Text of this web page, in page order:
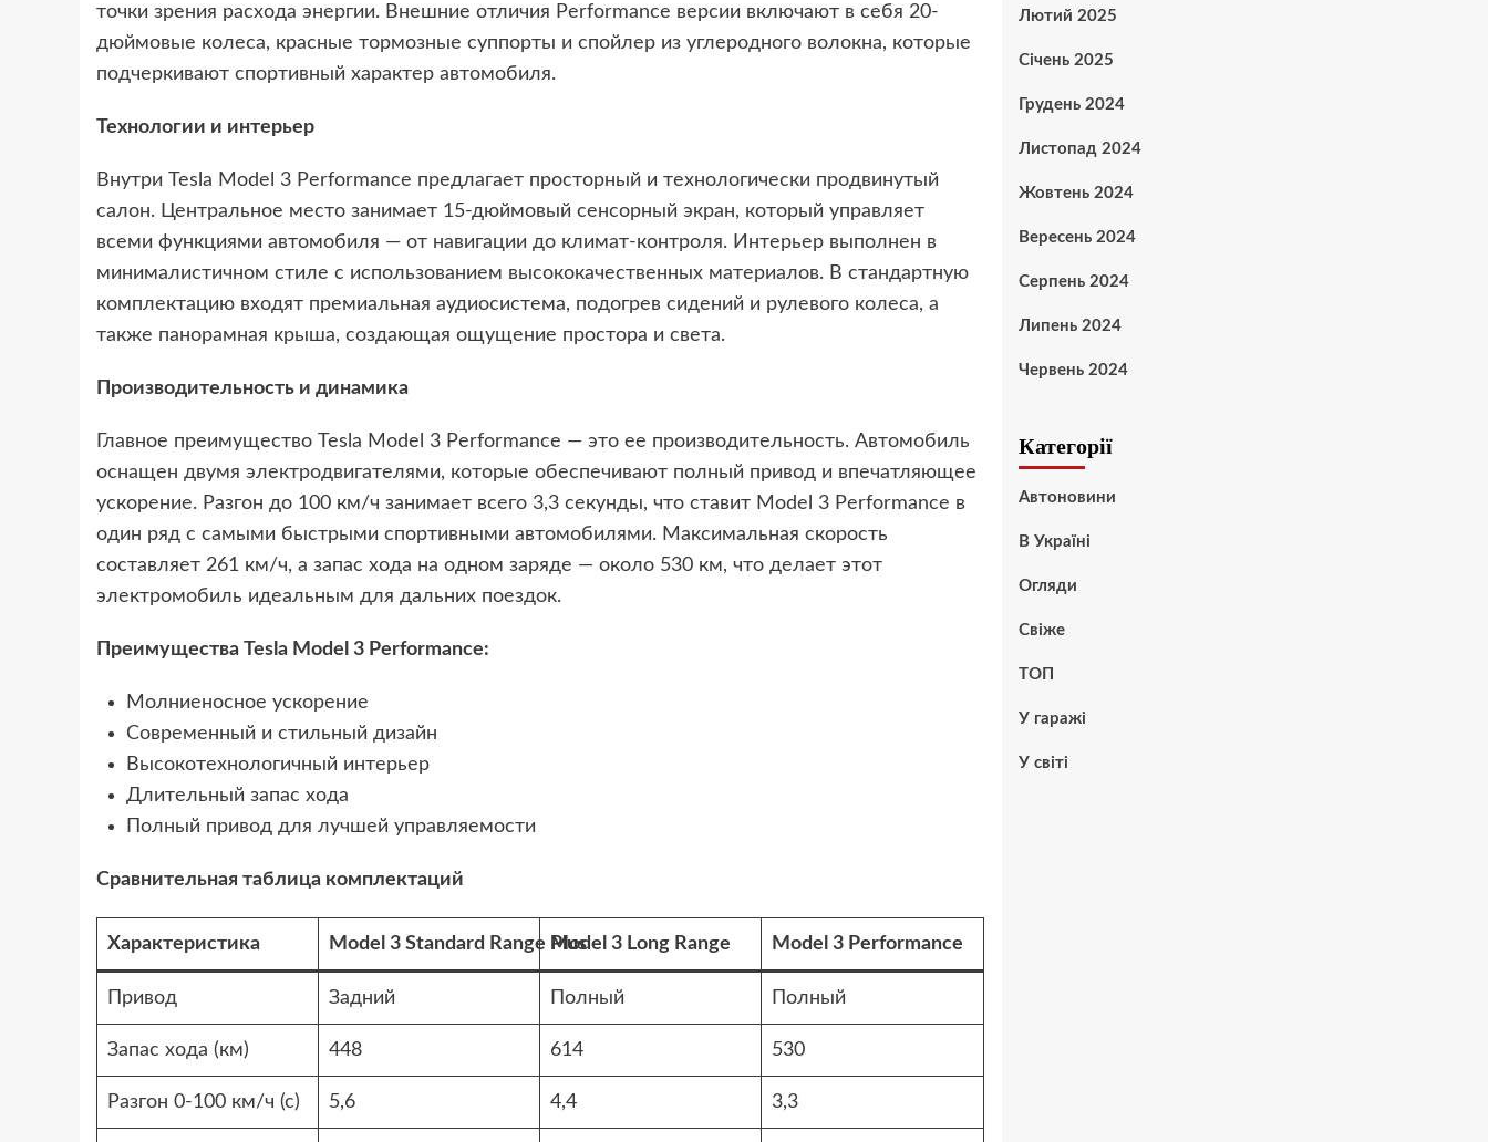
точки зрения расхода энергии. Внешние отличия Performance версии включают в себя 20-
дюймовые колеса, красные тормозные суппорты и спойлер из углеродного волокна, которые
подчеркивают спортивный характер автомобиля.
Технологии и интерьер
Внутри Tesla Model 3 Performance предлагает просторный и технологически продвинутый
салон. Центральное место занимает 15-дюймовый сенсорный экран, который управляет
всеми функциями автомобиля — от навигации до климат-контроля. Интерьер выполнен в
минималистичном стиле с использованием высококачественных материалов. В стандартную
комплектацию входят премиальная аудиосистема, подогрев сидений и рулевого колеса, а
также панорамная крыша, создающая ощущение простора и света.
Производительность и динамика
Главное преимущество Tesla Model 3 Performance — это ее производительность. Автомобиль
оснащен двумя электродвигателями, которые обеспечивают полный привод и впечатляющее
ускорение. Разгон до 100 км/ч занимает всего 3,3 секунды, что ставит Model 3 Performance в
один ряд с самыми быстрыми спортивными автомобилями. Максимальная скорость
составляет 261 км/ч, а запас хода на одном заряде — около 530 км, что делает этот
электромобиль идеальным для дальних поездок.
Преимущества Tesla Model 3 Performance:
Молниеносное ускорение
Современный и стильный дизайн
Высокотехнологичный интерьер
Длительный запас хода
Полный привод для лучшей управляемости
Сравнительная таблица комплектаций
Характеристика Model 3 Standard Range PlusModel 3 Long Range Model 3 Performance
Привод Задний Полный Полный
Запас хода (км) 448 614 530
Разгон 0-100 км/ч (с) 5,6 4,4 3,3
Лютий 2025
Січень 2025
Грудень 2024
Листопад 2024
Жовтень 2024
Вересень 2024
Серпень 2024
Липень 2024
Червень 2024
Категорії
Автоновини
В Україні
Огляди
Свіже
ТОП
У гаражі
У світі